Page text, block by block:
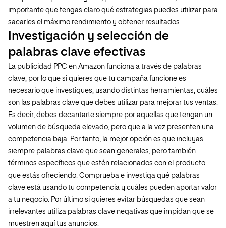
importante que tengas claro qué estrategias puedes utilizar para
sacarles el máximo rendimiento y obtener resultados.
Investigación y selección de
palabras clave efectivas
La publicidad PPC en Amazon funciona a través de palabras
clave, por lo que si quieres que tu campaña funcione es
necesario que investigues, usando distintas herramientas, cuáles
son las palabras clave que debes utilizar para mejorar tus ventas.
Es decir, debes decantarte siempre por aquellas que tengan un
volumen de búsqueda elevado, pero que a la vez presenten una
competencia baja. Por tanto, la mejor opción es que incluyas
siempre palabras clave que sean generales, pero también
términos específicos que estén relacionados con el producto
que estás ofreciendo. Comprueba e investiga qué palabras
clave está usando tu competencia y cuáles pueden aportar valor
a tu negocio. Por último si quieres evitar búsquedas que sean
irrelevantes utiliza palabras clave negativas que impidan que se
muestren aquí tus anuncios.